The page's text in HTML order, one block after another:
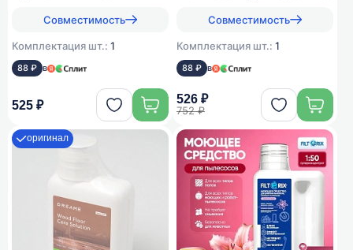
Совместимость
Комплектация шт.: 1
88 ₽ в
525 ₽
Совместимость
Комплектация шт.: 1
88 ₽ в
526 ₽
752 ₽
оригинал